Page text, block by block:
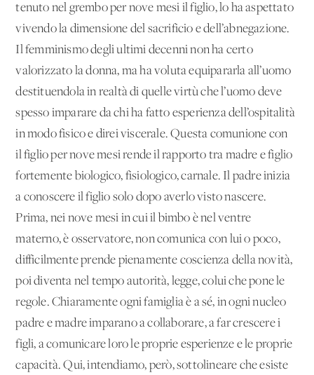
tenuto nel grembo per nove mesi il figlio, lo ha aspettato
vivendo la dimensione del sacrificio e dell’abnegazione.
Il femminismo degli ultimi decenni non ha certo
valorizzato la donna, ma ha voluta equipararla all’uomo
destituendola in realtà di quelle virtù che l’uomo deve
spesso imparare da chi ha fatto esperienza dell’ospitalità
in modo fisico e direi viscerale. Questa comunione con
il figlio per nove mesi rende il rapporto tra madre e figlio
fortemente biologico, fisiologico, carnale. Il padre inizia
a conoscere il figlio solo dopo averlo visto nascere.
Prima, nei nove mesi in cui il bimbo è nel ventre
materno, è osservatore, non comunica con lui o poco,
difficilmente prende pienamente coscienza della novità,
poi diventa nel tempo autorità, legge, colui che pone le
regole. Chiaramente ogni famiglia è a sé, in ogni nucleo
padre e madre imparano a collaborare, a far crescere i
figli, a comunicare loro le proprie esperienze e le proprie
capacità. Qui, intendiamo, però, sottolineare che esiste